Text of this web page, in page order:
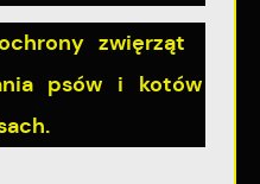
zwięrząt
psów i kotów